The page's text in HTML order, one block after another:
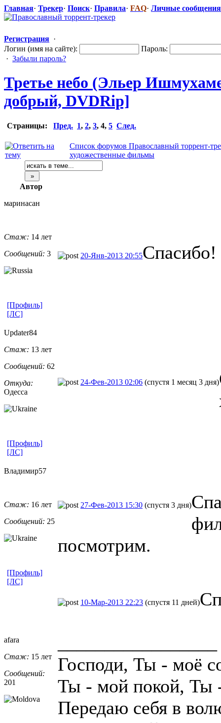
Главная· Трекер· Поиск· Правила· FAQ· Личные сообщения
Регистрация ·
Логин (имя на сайте):
Пароль:
· Забыли пароль?
Третье небо (Эльер
добрый, DVDRip]
Страницы: Пред. 1, 2, 3, 4, 5 След.
Список форумов Православный торрент-
художественные фильмы
Автор
маринасан
Стаж: 14 лет
Сообщений: 3 20-Янв-2013 20:55
[Профиль]
[ЛС]
Updater84
Стаж: 13 лет
Сообщений: 62
Откуда:
Одесса
24-Фев-2013 02:06 (спустя 1 месяц 3 дня)
[Профиль]
[ЛС]
Владимир57
Стаж: 16 лет
Сообщений: 25
27-Фев-2013 15:30 (спустя 3 дня)
посмотрим.
[Профиль]
[ЛС]
afara
Стаж: 15 лет
Сообщений:
201
10-Мар-2013 22:23 (спустя 11 дней)
Господи, Ты - моё
Ты - мой покой, Ты
Передаю себя в